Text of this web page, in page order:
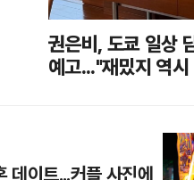
권은비, 도쿄 일상
예고..."재밌지 역
데이트...커플 사진에